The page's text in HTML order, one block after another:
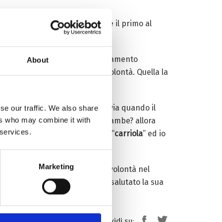
About
our traffic. We also share
who may combine it with
Marketing
qualsiasi cosa e vuole essere il primo al
ogni giorno per fare allenamento
non dovrò allenare la mia volontà. Quella la
di unamountain bike, tuttavia quando il
“Non posso utilizzare le gambe? allora
faremo la posizione della “carriola” ed io
quando vi è la ferma volontà nel
il benvenuto a Scott ed ha salutato la sua